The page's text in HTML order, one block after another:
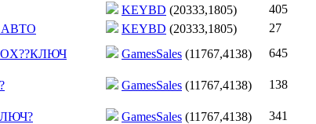
KEYBD (20333,1805) 405
АВТО
KEYBD (20333,1805) 27
GamesSales (11767,4138) 645
GamesSales (11767,4138) 138
GamesSales (11767,4138) 341